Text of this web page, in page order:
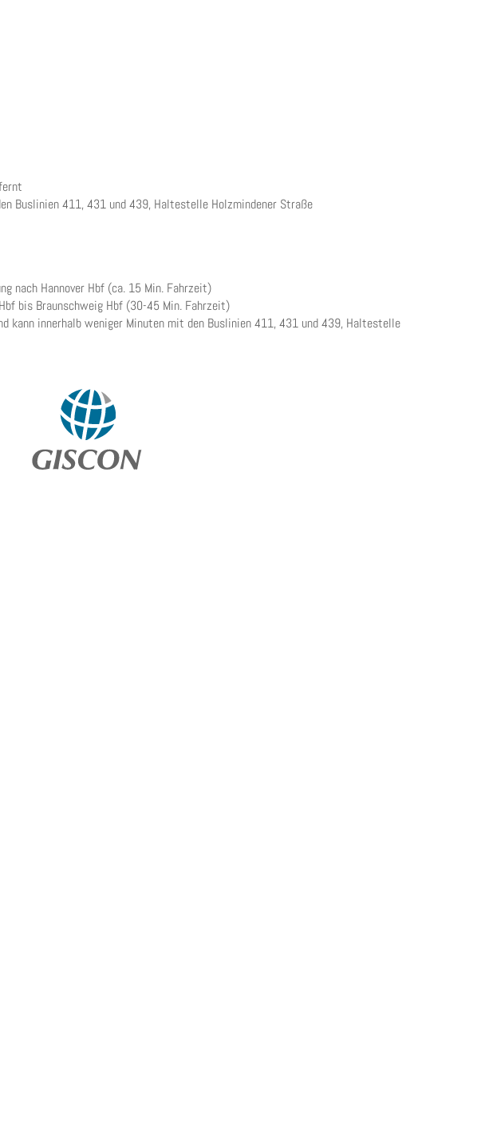
Buslinien 411, 431 und 439, Haltestelle Holzmindener Straße
nach Hannover Hbf (ca. 15 Min. Fahrzeit)
bis Braunschweig Hbf (30-45 Min. Fahrzeit)
kann innerhalb weniger Minuten mit den Buslinien 411, 431 und 439, Haltestelle